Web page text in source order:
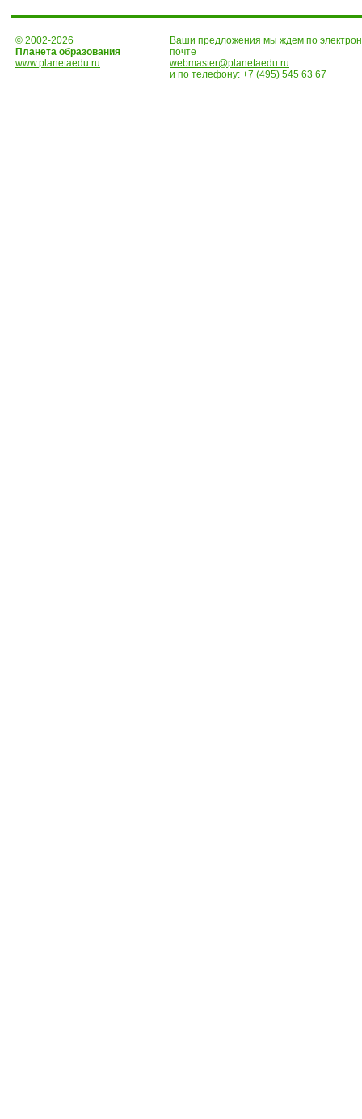
© 2002-2026
Планета образования
www.planetaedu.ru
Ваши предложения мы ждем по
почте
webmaster@planetaedu.ru
и по телефону: +7 (495) 545 63 67